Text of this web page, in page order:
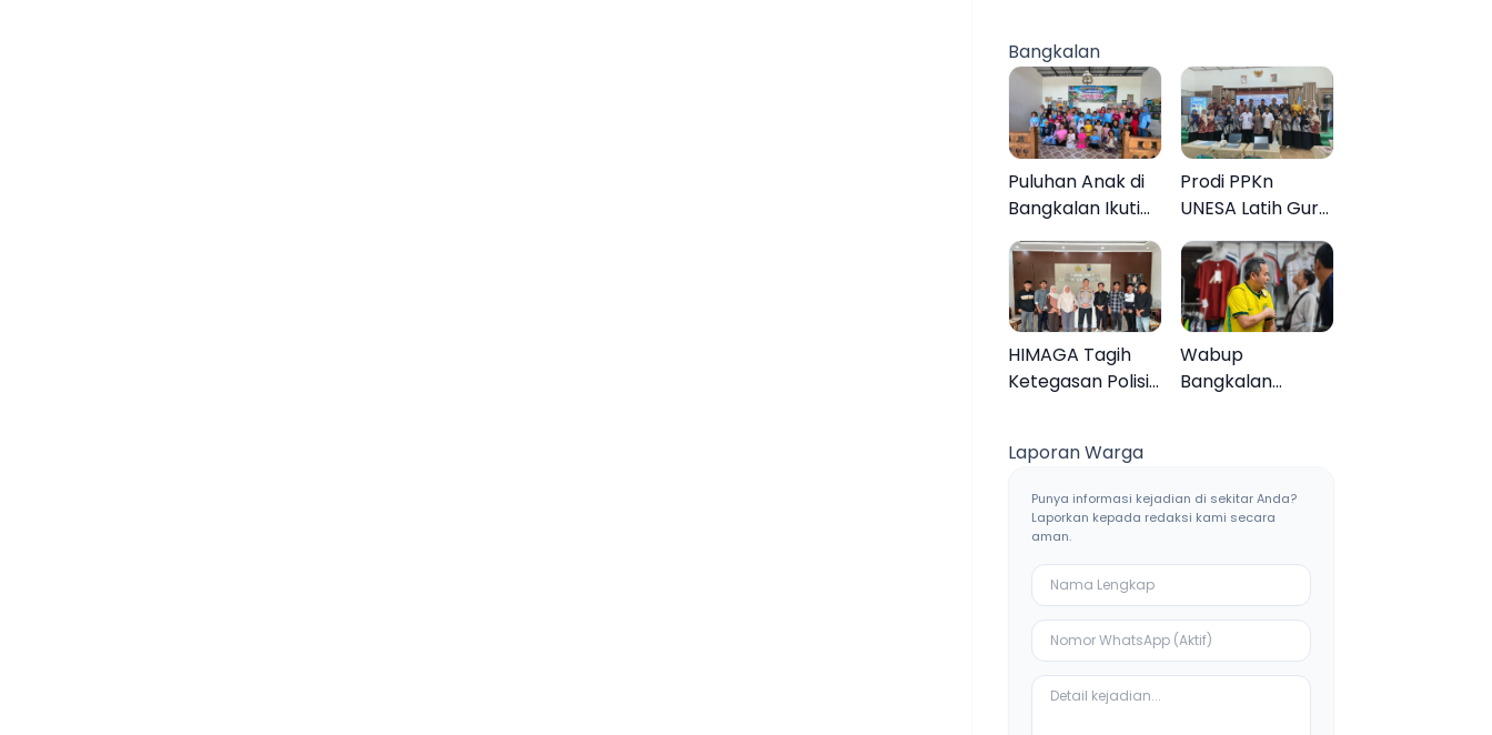
Sampang, Tiga
Pengedar
Ditangkap
Bangkalan
Puluhan Anak di
Bangkalan Ikuti
Lomba Mewarnai
Bertema Liburan
Keluarga
Prodi PPKn
UNESA Latih Guru
PPKn Bangkalan
dengan
Pembelajaran
Inovasi Teknologi
HIMAGA Tagih
Ketegasan Polisi
Galis Bangkalan
Wabup
Bangkalan
Ketiban Berkah
Laporan Warga
Punya informasi kejadian di sekitar Anda?
Laporkan kepada redaksi kami secara
aman.